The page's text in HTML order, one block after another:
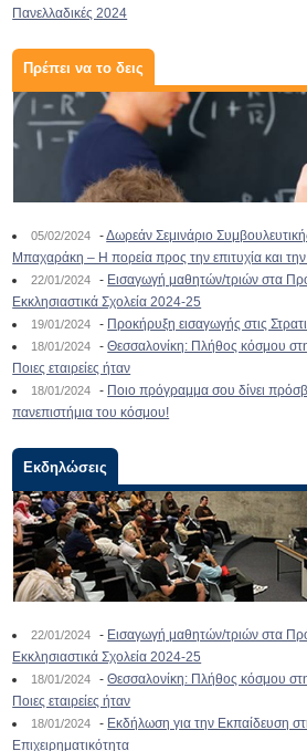
Πανελλαδικές 2024
Πρέπει να το δεις
05/02/2024 -Δωρεάν Σεμινάριο
Μπαχαράκη – Η πορεία προς την επιτυχία και
22/01/2024 - Εισαγωγή μαθητών/τριών στα
Εκκλησιαστικά Σχολεία 2024-25
19/01/2024 - Προκήρυξη εισαγωγής στις
18/01/2024 -Θεσσαλονίκη: Πλήθος κόσμου
Ποιες εταιρείες ήταν
18/01/2024 - Ποιο πρόγραμμα σου δίνει
πανεπιστήμια του κόσμου!
Εκδηλώσεις
22/01/2024 - Εισαγωγή μαθητών/τριών στα
Εκκλησιαστικά Σχολεία 2024-25
18/01/2024 -Θεσσαλονίκη: Πλήθος κόσμου
Ποιες εταιρείες ήταν
18/01/2024 - Εκδήλωση για την Εκπαίδευση
Επιχειρηματικότητα